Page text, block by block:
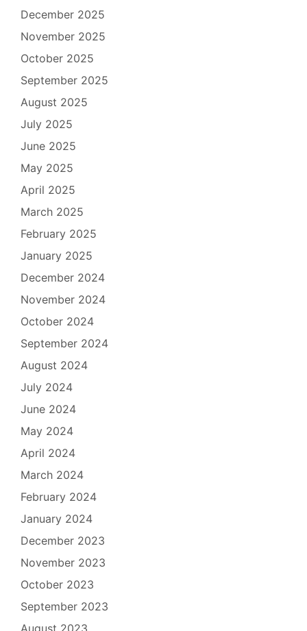
December 2025
November 2025
October 2025
September 2025
August 2025
July 2025
June 2025
May 2025
April 2025
March 2025
February 2025
January 2025
December 2024
November 2024
October 2024
September 2024
August 2024
July 2024
June 2024
May 2024
April 2024
March 2024
February 2024
January 2024
December 2023
November 2023
October 2023
September 2023
August 2023